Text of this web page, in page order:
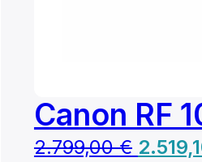
Canon RF
2.799,00€ El